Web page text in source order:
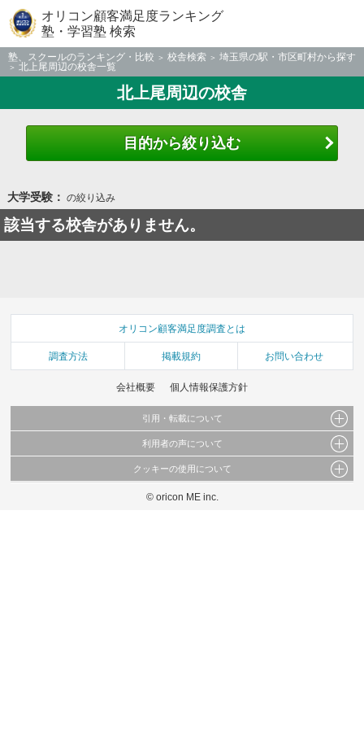
オリコン顧客満足度ランキング
塾・学習塾 検索
塾、スクールのランキング・比較 校舎検索
埼玉県の駅・市区町村から探す
北上尾周辺の校舎一覧
北上尾周辺の校舎
目的から絞り込む
大学受験： の絞り込み
該当する校舎がありません。
オリコン顧客満足度調査とは
調査方法 掲載規約 お問い合わせ
会社概要 個人情報保護方針
引用・転載について
当サイトで公開されている情報（文字、写真、イラスト、画像データ等）及びこれらの配
これらの情報を権利者の許可なく無断転載・複製などの二次利用を行うことは固く禁じて
利用者の声について
当サイトに掲載している内容はすべてサービスの利用者が提出された見解・感想です。
弊社の見解・ 意見ではないことをご理解いただいた上でご覧ください。
クッキーの使用について
このサイトでは Cookie を使用して、ユーザーに合わせたコンテンツや広告の表示、ソー
© oricon ME inc.